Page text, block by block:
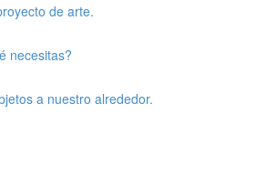
de arte.
necesitas?
a nuestro alrededor.